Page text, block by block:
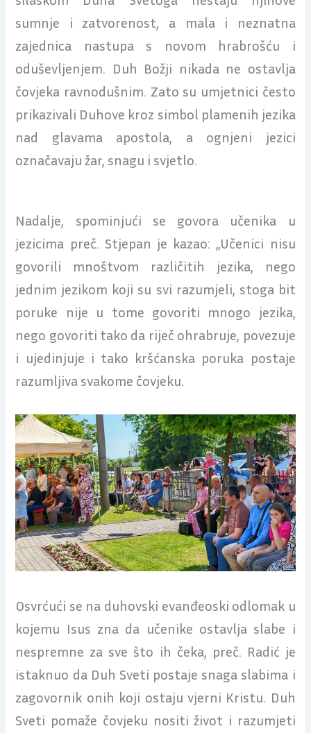
sumnje i zatvorenost, a mala i neznatna
zajednica nastupa s novom hrabrošću i
oduševljenjem. Duh Božji nikada ne ostavlja
čovjeka ravnodušnim. Zato su umjetnici često
prikazivali Duhove kroz simbol plamenih jezika
nad glavama apostola, a ognjeni jezici
označavaju žar, snagu i svjetlo.
Nadalje, spominjući se govora učenika u
jezicima preč. Stjepan je kazao: „Učenici nisu
govorili mnoštvom različitih jezika, nego
jednim jezikom koji su svi razumjeli, stoga bit
poruke nije u tome govoriti mnogo jezika,
nego govoriti tako da riječ ohrabruje, povezuje
i ujedinjuje i tako kršćanska poruka postaje
razumljiva svakome čovjeku.
Osvrćući se na duhovski evanđeoski odlomak u
kojemu Isus zna da učenike ostavlja slabe i
nespremne za sve što ih čeka, preč. Radić je
istaknuo da Duh Sveti postaje snaga slabima i
zagovornik onih koji ostaju vjerni Kristu. Duh
Sveti pomaže čovjeku nositi život i razumjeti